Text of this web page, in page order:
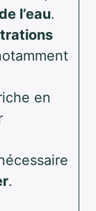
l’eau.
en
.